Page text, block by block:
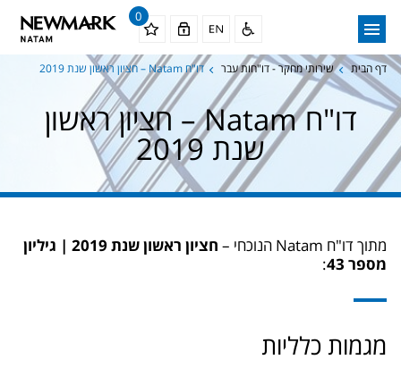
0
דף הבית שירותי מחקר - דו"חות עבר דו"ח Natam – חציון ראשון שנת 2019
דו"ח Natam – חציון ראשון
שנת 2019
מתוך דו"ח Natam הנוכחי –
חציון ראשון שנת 2019 | גיליון
מספר 43
:
מגמות כלליות